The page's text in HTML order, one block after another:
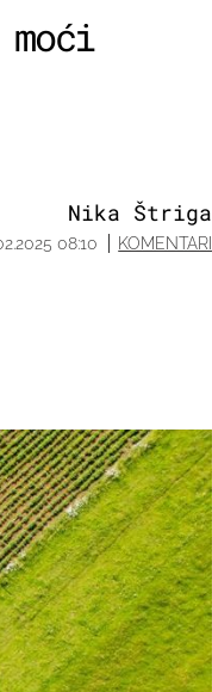
Nika Štriga
08:10 KOMENTARI